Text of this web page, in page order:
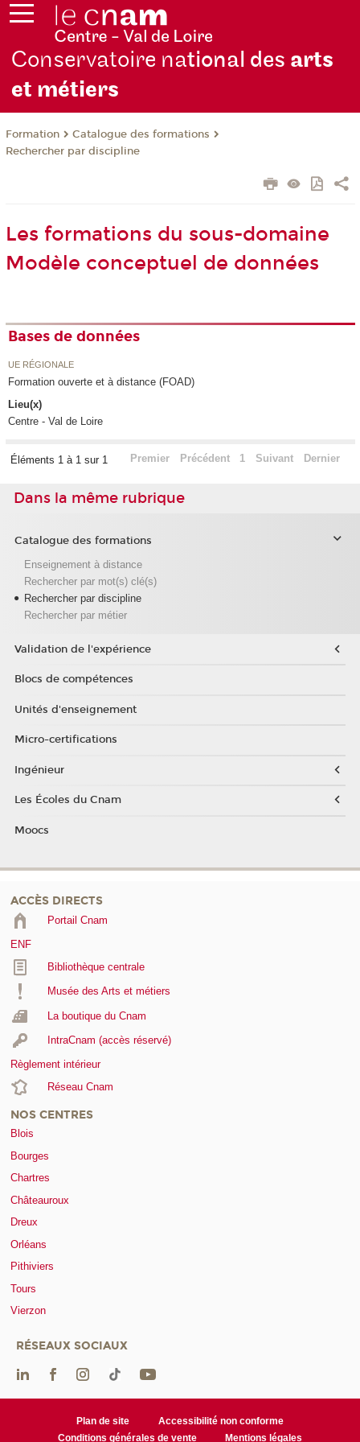
Conservatoire national des arts
et métiers
Formation
Catalogue des formations
Rechercher par discipline
Les formations du sous-domaine
Modèle conceptuel de données
Bases de données
UE RÉGIONALE
Formation ouverte et à distance (FOAD)
Lieu(x)
Centre - Val de Loire
Éléments 1 à 1 sur 1 Premier Précédent 1 Suivant Dernier
Dans la même rubrique
Catalogue des formations
Enseignement à distance
Rechercher par mot(s) clé(s)
Rechercher par discipline
Rechercher par métier
Validation de l'expérience
Blocs de compétences
Unités d'enseignement
Micro-certifications
Ingénieur
Les Écoles du Cnam
Moocs
ACCÈS DIRECTS
Portail Cnam
ENF
Bibliothèque centrale
Musée des Arts et métiers
La boutique du Cnam
IntraCnam (accès réservé)
Règlement intérieur
Réseau Cnam
NOS CENTRES
Blois
Bourges
Chartres
Châteauroux
Dreux
Orléans
Pithiviers
Tours
Vierzon
RÉSEAUX SOCIAUX
Plan de site
Accessibilité non conforme
Conditions générales de vente
Mentions légales